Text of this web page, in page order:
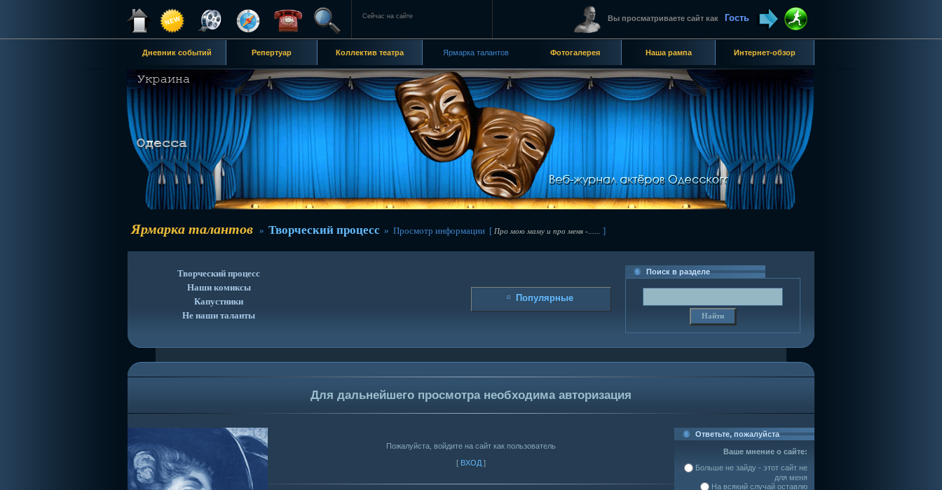
Сейчас на сайте Вы просматриваете сайт как Гость
Дневник событий Репертуар Коллектив театра Ярмарка талантов Фотогалерея Наша рампа Интернет-обзор
Ярмарка талантов » Творческий процесс » Просмотр информации [ Про мою маму и про меня -...... ]
Творческий процесс
Наши комиксы
Капустники
Не наши таланты
Популярные
Поиск в разделе
Для дальнейшего просмотра необходима авторизация
Пожалуйста, войдите на сайт как пользователь
[ ВХОД ]
Ответьте, пожалуйста
Ваше мнение о сайте:
Больше не зайду - этот сайт не
для меня
На всякий случай оставлю